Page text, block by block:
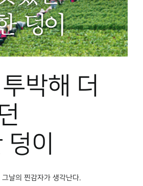
박해 더
이
날의 찐감자가 생각난다.